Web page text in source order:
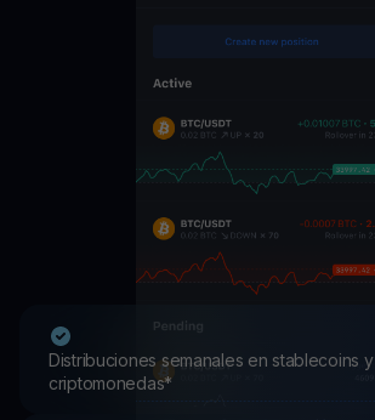
Distribuciones semanales en stablecoins y
criptomonedas*